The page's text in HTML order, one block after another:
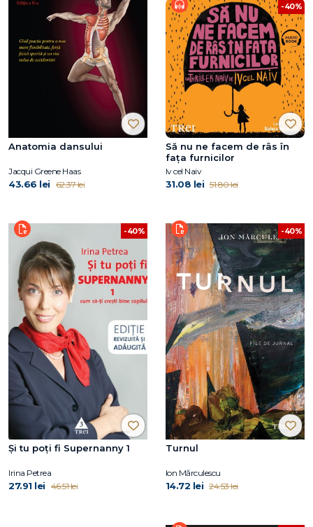
Anatomia dansului
Jacqui Greene Haas
43.66 lei 62.37 lei
-40%
Să nu ne facem de râs în
fața furnicilor
Iv cel Naiv
31.08 lei 51.80 lei
-40%
Şi tu poţi fi Supernanny 1
Irina Petrea
27.91 lei 46.51 lei
-40%
Turnul
Ion Mărculescu
14.72 lei 24.53 lei